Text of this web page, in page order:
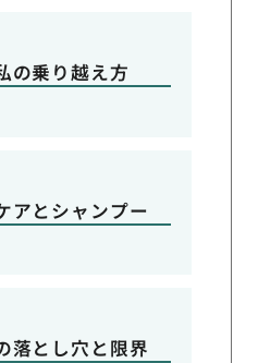
の乗り越え方
アとシャンプー
落とし穴と限界